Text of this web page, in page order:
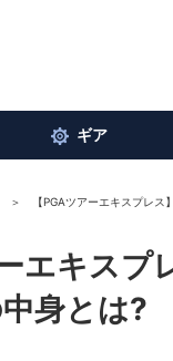
ギア
【PGAツアーエキスプレ
ーエキス
身とは?